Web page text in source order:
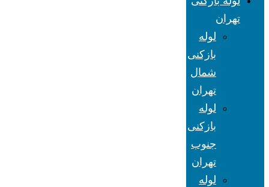
تهران
لوله
بازکنی
شمال
تهران
لوله
بازکنی
جنوب
تهران
لوله